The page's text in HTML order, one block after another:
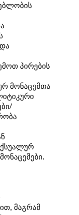
პირების
მონაცემთა
მაგრამ